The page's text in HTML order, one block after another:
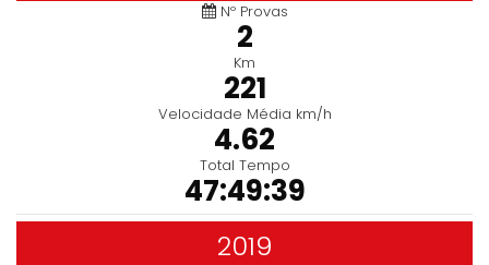
Nº Provas
2
Km
221
Velocidade Média km/h
4.62
Total Tempo
47:49:39
2019